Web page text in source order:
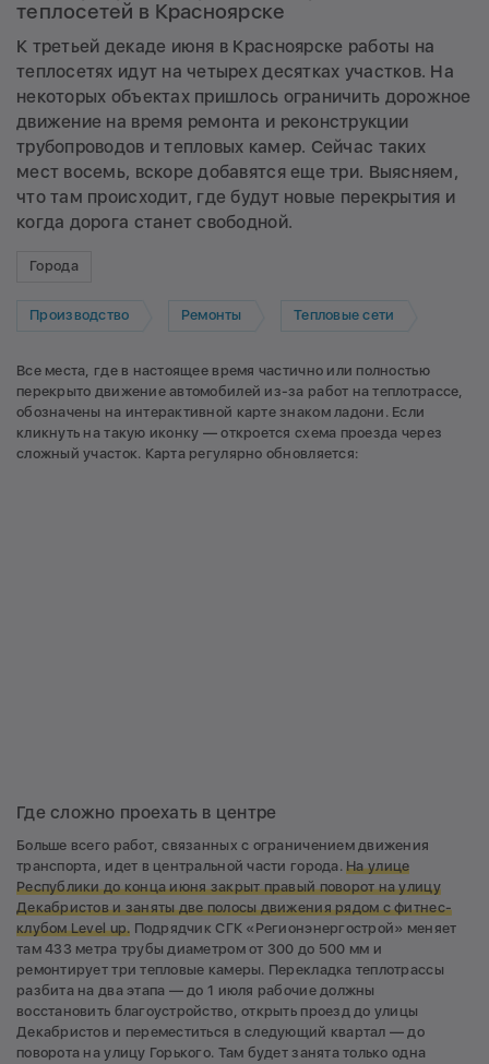
теплосетей в Красноярске
К третьей декаде июня в Красноярске работы на
теплосетях идут на четырех десятках участков. На
некоторых объектах пришлось ограничить дорожное
движение на время ремонта и реконструкции
трубопроводов и тепловых камер. Сейчас таких
мест восемь, вскоре добавятся еще три. Выясняем,
что там происходит, где будут новые перекрытия и
когда дорога станет свободной.
Города
Производство Ремонты Тепловые сети
Все места, где в настоящее время частично или полностью
перекрыто движение автомобилей из-за работ на теплотрассе,
обозначены на интерактивной карте знаком ладони. Если
кликнуть на такую иконку — откроется схема проезда через
сложный участок. Карта регулярно обновляется:
Где сложно проехать в центре
Больше всего работ, связанных с ограничением движения
транспорта, идет в центральной части города.На улице
Республики до конца июня закрыт правый поворот на улицу
Декабристов и заняты две полосы движения рядом с фитнес-
клубом Level up. Подрядчик СГК «Регионэнергострой» меняет
там 433 метра трубы диаметром от 300 до 500 мм и
ремонтирует три тепловые камеры. Перекладка теплотрассы
разбита на два этапа — до 1 июля рабочие должны
восстановить благоустройство, открыть проезд до улицы
Декабристов и переместиться в следующий квартал — до
поворота на улицу Горького. Там будет занята только одна